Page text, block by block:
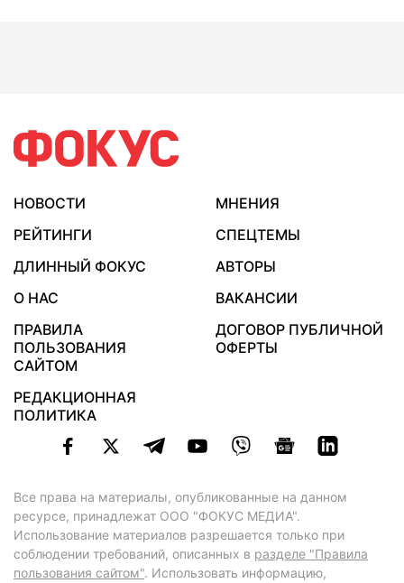
НОВОСТИ
МНЕНИЯ
РЕЙТИНГИ
СПЕЦТЕМЫ
ДЛИННЫЙ ФОКУС
АВТОРЫ
О НАС
ВАКАНСИИ
ПРАВИЛА
ПОЛЬЗОВАНИЯ
САЙТОМ
ДОГОВОР ПУБЛИЧНОЙ
ОФЕРТЫ
РЕДАКЦИОННАЯ
ПОЛИТИКА
Все права на материалы, опубликованные на данном
ресурсе, принадлежат ООО "ФОКУС МЕДИА".
Использование материалов разрешается только при
соблюдении требований, описанных в разделе "Правила
пользования сайтом". Использовать информацию,